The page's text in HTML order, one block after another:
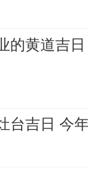
的黄道吉
台吉日 今